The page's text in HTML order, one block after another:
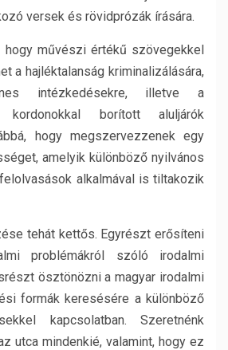
versek és rövidprózák írására.
hogy művészi értékű szövegekkel
a hajléktalanság kriminalizálására,
intézkedésekre, illetve a
borított aluljárók
hogy megszervezzenek egy
amelyik különböző nyilvános
alkalmával is tiltakozik
tehát kettős. Egyrészt erősíteni
problémákról szóló irodalmi
ösztönözni a magyar irodalmi
formák keresésére a különböző
kapcsolatban. Szeretnénk
utca mindenkié, valamint, hogy ez